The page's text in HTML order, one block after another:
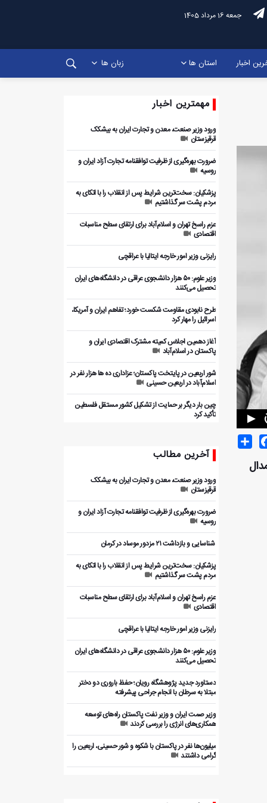
جمعه 16 مرداد 1405
اخبار استان ها زبان ها
Share
مدال
مهمترین اخبار
ورود وزیر صنعت، معدن و تجارت ایران به بیشکک
قرقیزستان
ضرورت بهره‌گیری از ظرفیت توافقنامه تجارت آزاد ایران و
روسیه
پزشکیان: سخت‌ترین شرایط پس از انقلاب را با اتکای به
مردم پشت سر گذاشتیم
عزم راسخ تهران و اسلام‌آباد برای ارتقای سطح مناسبات
اقتصادی
رایزنی وزیر امور خارجه ایتالیا با عراقچی
وزیر علوم: ۵۰ هزار دانشجوی عراقی در دانشگاه‌های ایران
تحصیل می‌کنند
طرح نابودی مقاومت شکست خورد؛ تفاهم ایران و آمریکا،
اسرائیل را مهار کرد
آغاز دهمین اجلاس کمیته مشترک اقتصادی ایران و
پاکستان در اسلام‌آباد
شور اربعین در پایتخت پاکستان؛ عزاداری ده ها هزار نفر در
اسلام‌آباد در اربعین حسینی
چین بار دیگر بر حمایت از تشکیل کشور مستقل فلسطین
تأکید کرد
آخرین مطالب
ورود وزیر صنعت، معدن و تجارت ایران به بیشکک
قرقیزستان
ضرورت بهره‌گیری از ظرفیت توافقنامه تجارت آزاد ایران و
روسیه
️ شناسایی و بازداشت ۲۱ مزدور موساد در کرمان
پزشکیان: سخت‌ترین شرایط پس از انقلاب را با اتکای به
مردم پشت سر گذاشتیم
عزم راسخ تهران و اسلام‌آباد برای ارتقای سطح مناسبات
اقتصادی
رایزنی وزیر امور خارجه ایتالیا با عراقچی
وزیر علوم: ۵۰ هزار دانشجوی عراقی در دانشگاه‌های ایران
تحصیل می‌کنند
دستاورد جدید پژوهشگاه رویان؛ حفظ باروری دو دختر
مبتلا به سرطان با انجام جراحی پیشرفته
وزیر صمت ایران و وزیر نفت پاکستان راه‌های توسعه
همکاری‌های انرژی را بررسی کردند
میلیون‌ها نفر در پاکستان با شکوه و شور حسینی، اربعین را
گرامی داشتند